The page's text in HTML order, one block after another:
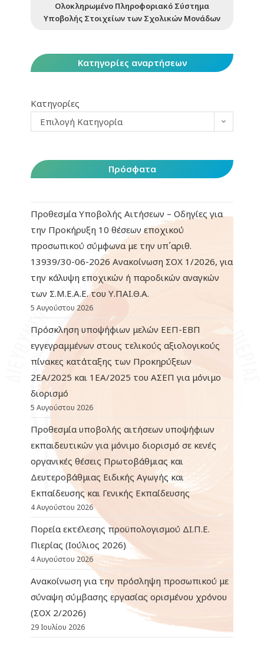
Ολοκληρωμένο Πληροφοριακό Σύστημα
Υποβολής Στοιχείων των Σχολικών Μονάδων
Κατηγορίες αναρτήσεων
Κατηγορίες
Επιλογή Κατηγορία
Πρόσφατα
Προθεσμία Υποβολής Αιτήσεων – Οδηγίες για
την Προκήρυξη 10 θέσεων εποχικού
προσωπικού σύμφωνα με την υπ΄αριθ.
13939/30-06-2026 Ανακοίνωση ΣΟΧ 1/2026, για
την κάλυψη εποχικών ή παροδικών αναγκών
των Σ.Μ.Ε.Α.Ε. του Υ.ΠΑΙ.Θ.Α.
5 Αυγούστου 2026
Πρόσκληση υποψήφιων μελών ΕΕΠ-ΕΒΠ
εγγεγραμμένων στους τελικούς αξιολογικούς
πίνακες κατάταξης των Προκηρύξεων
2ΕΑ/2025 και 1ΕΑ/2025 του ΑΣΕΠ για μόνιμο
διορισμό
5 Αυγούστου 2026
Προθεσμία υποβολής αιτήσεων υποψήφιων
εκπαιδευτικών για μόνιμο διορισμό σε κενές
οργανικές θέσεις Πρωτοβάθμιας και
Δευτεροβάθμιας Ειδικής Αγωγής και
Εκπαίδευσης και Γενικής Εκπαίδευσης
4 Αυγούστου 2026
Πορεία εκτέλεσης προϋπολογισμού ΔΙ.Π.Ε.
Πιερίας (Ιούλιος 2026)
4 Αυγούστου 2026
Ανακοίνωση για την πρόσληψη προσωπικού με
σύναψη σύμβασης εργασίας ορισμένου χρόνου
(ΣΟΧ 2/2026)
29 Ιουλίου 2026